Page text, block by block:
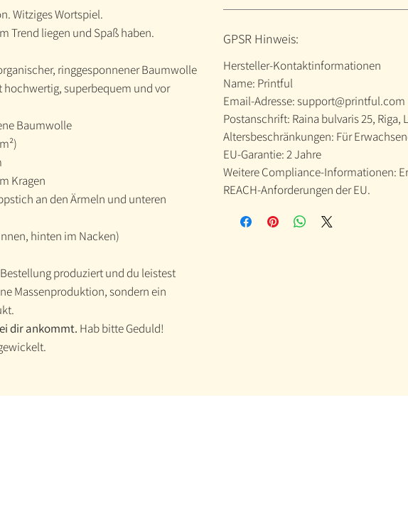
Witziges Wortspiel.
Trend liegen und Spaß haben.
ringgesponnener Baumwolle
hochwertig, superbequem und vor
Baumwolle
Kragen
an den Ärmeln und unteren
hinten im Nacken)
produziert und du leistest
Massenproduktion, sondern ein
dir ankommt. Hab bitte Geduld!
GPSR Hinweis:
Hersteller-Kontaktinformationen
Name: Printful
Email-Adresse: support@printful.com
Postanschrift: Raina bulvaris 25, Riga,
Altersbeschränkungen: Für
EU-Garantie: 2 Jahre
Weitere Compliance-Informationen:
REACH-Anforderungen der EU.